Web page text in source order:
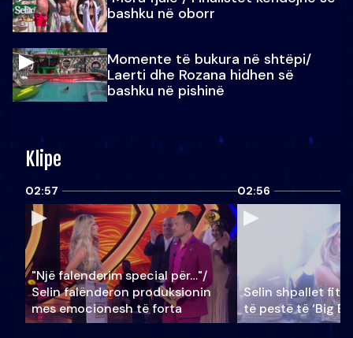
bashku në oborr
Momente të bukura në shtëpi/
Laerti dhe Rozana hidhen së
bashku në pishinë
Klipe
02:57
"Një falenderim special për…"/
Selin falënderon produksionin
mes emocionesh të forta
02:56
Selin shpallet
të pestë të ‘Big